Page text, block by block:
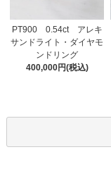
PT900 0.54ct アレキ
サンドライト・ダイヤモ
ンドリング
400,000円(税込)